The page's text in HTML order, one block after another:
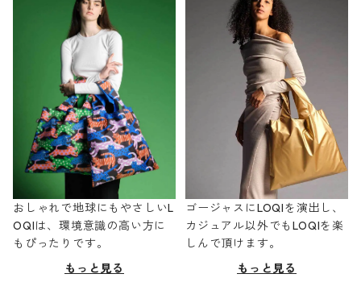
おしゃれで地球にもやさしいL
OQIは、環境意識の高い方に
もぴったりです。
もっと見る
ゴージャスにLOQIを演出し、
カジュアル以外でもLOQIを楽
しんで頂けます。
もっと見る